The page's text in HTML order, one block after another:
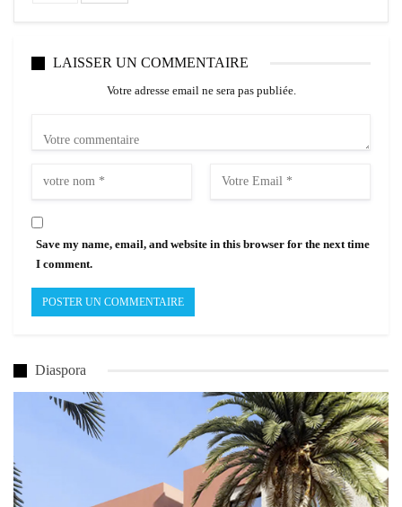
LAISSER UN COMMENTAIRE
Votre adresse email ne sera pas publiée.
Save my name, email, and website in this browser for the next time
I comment.
Diaspora